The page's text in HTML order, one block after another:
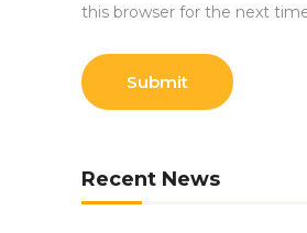
this browser for the next
Recent News